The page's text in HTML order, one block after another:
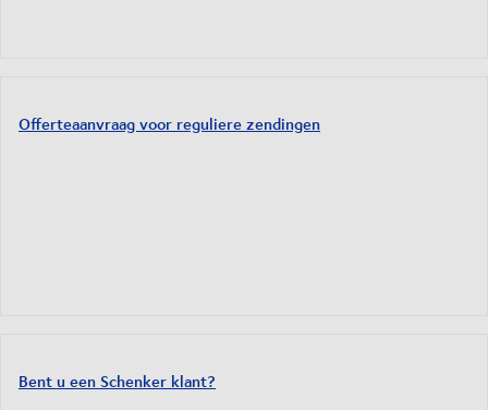
Offerteaanvraag voor reguliere zendingen
Bent u een Schenker klant?